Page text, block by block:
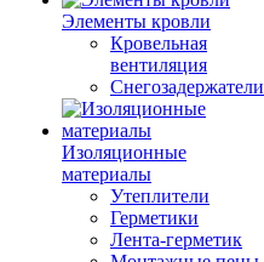
Элементы кровли
Кровельная
вентиляция
Снегозадержатели
Изоляционные
материалы
Утеплители
Герметики
Лента-герметик